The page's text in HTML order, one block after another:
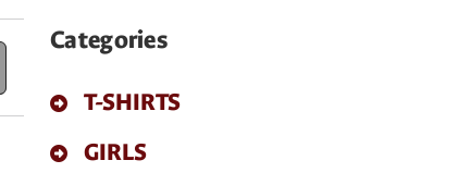
Categories
T-SHIRTS
GIRLS